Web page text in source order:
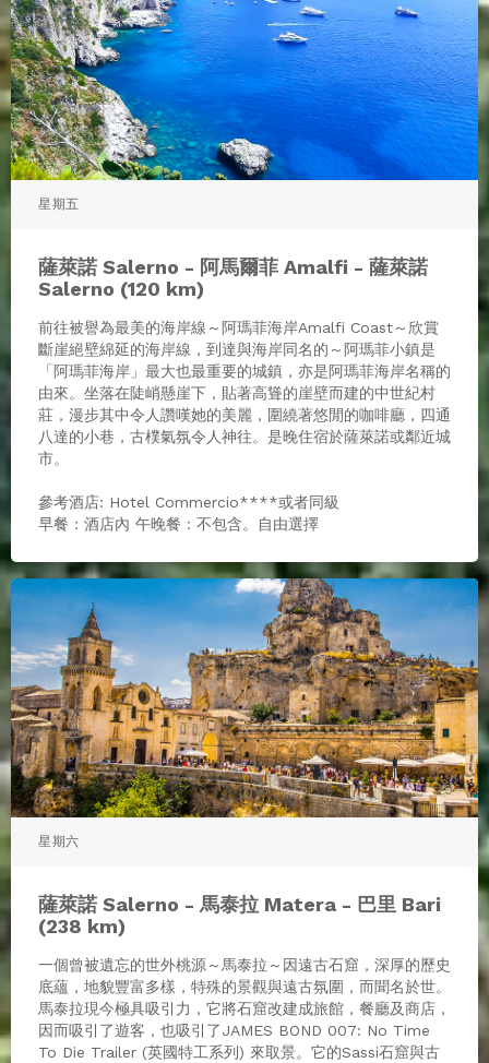
星期五
薩萊諾 Salerno - 阿馬爾菲 Amalfi - 薩萊諾
Salerno (120 km)
前往被譽為最美的海岸線～阿瑪菲海岸Amalfi Coast～欣賞
斷崖絕壁綿延的海岸線，到達與海岸同名的～阿瑪菲小鎮是
「阿瑪菲海岸」最大也最重要的城鎮，亦是阿瑪菲海岸名稱的
由來。坐落在陡峭懸崖下，貼著高聳的崖壁而建的中世紀村
莊，漫步其中令人讚嘆她的美麗，圍繞著悠閒的咖啡廳，四通
八達的小巷，古樸氣氛令人神往。是晚住宿於薩萊諾或鄰近城
市。
參考酒店: Hotel Commercio****或者同級
早餐：酒店內 午晚餐：不包含。自由選擇
星期六
薩萊諾 Salerno - 馬泰拉 Matera - 巴里 Bari
(238 km)
一個曾被遺忘的世外桃源～馬泰拉～因遠古石窟，深厚的歷史
底蘊，地貌豐富多樣，特殊的景觀與遠古氛圍，而聞名於世。
馬泰拉現今極具吸引力，它將石窟改建成旅館，餐廳及商店，
因而吸引了遊客，也吸引了JAMES BOND 007: No Time
To Die Trailer (英國特工系列) 來取景。它的Sassi石窟與古